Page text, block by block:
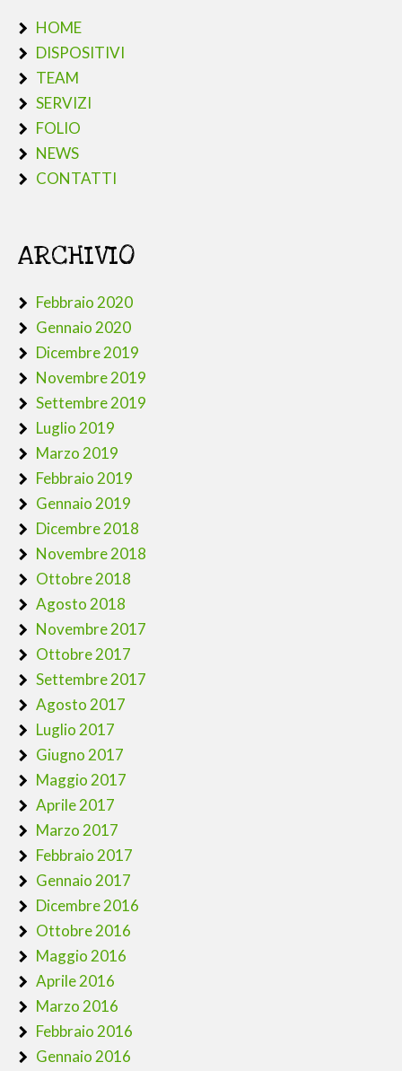
HOME
DISPOSITIVI
TEAM
SERVIZI
FOLIO
NEWS
CONTATTI
ARCHIVIO
Febbraio 2020
Gennaio 2020
Dicembre 2019
Novembre 2019
Settembre 2019
Luglio 2019
Marzo 2019
Febbraio 2019
Gennaio 2019
Dicembre 2018
Novembre 2018
Ottobre 2018
Agosto 2018
Novembre 2017
Ottobre 2017
Settembre 2017
Agosto 2017
Luglio 2017
Giugno 2017
Maggio 2017
Aprile 2017
Marzo 2017
Febbraio 2017
Gennaio 2017
Dicembre 2016
Ottobre 2016
Maggio 2016
Aprile 2016
Marzo 2016
Febbraio 2016
Gennaio 2016